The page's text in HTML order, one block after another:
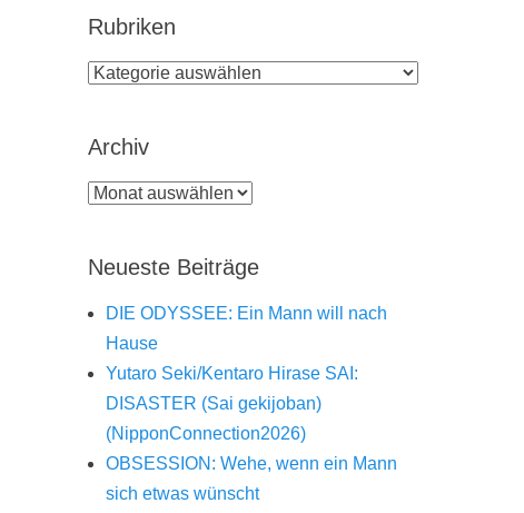
Rubriken
Rubriken
Archiv
Archiv
Neueste Beiträge
DIE ODYSSEE: Ein Mann will nach
Hause
Yutaro Seki/Kentaro Hirase SAI:
DISASTER (Sai gekijoban)
(NipponConnection2026)
OBSESSION: Wehe, wenn ein Mann
sich etwas wünscht